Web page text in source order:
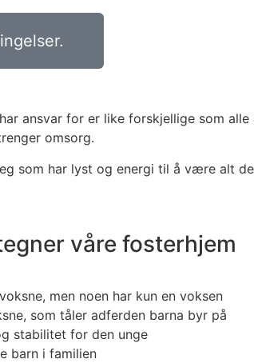
ansvar for er like forskjellige som
omsorg.
som har lyst og energi til å være alt
våre fosterhjem
men noen har kun en voksen
som tåler adferden barna byr på
stabilitet for den unge
barn i familien